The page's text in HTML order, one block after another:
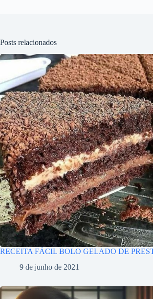
Posts relacionados
RECEITA FÁCIL BOLO GELADO DE
9 de junho de 2021